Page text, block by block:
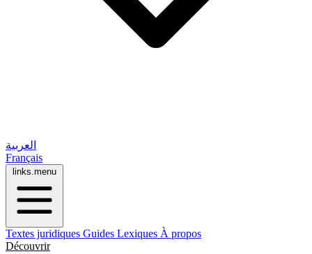
العربية
Français
links.menu
Textes juridiques Guides Lexiques À propos
Découvrir